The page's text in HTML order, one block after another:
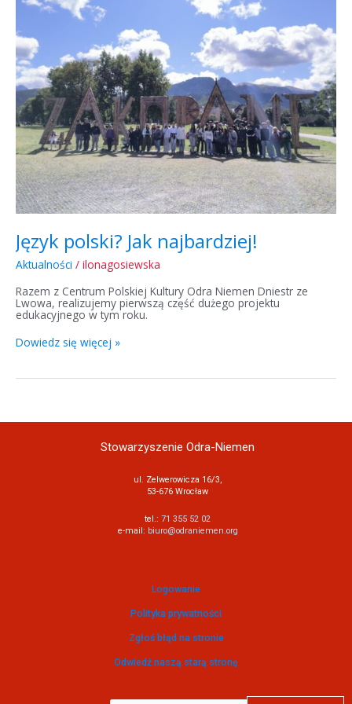
Język polski? Jak najbardziej!
Aktualności / ilonagosiewska
Razem z Centrum Polskiej Kultury Odra Niemen Dniestr ze
Lwowa, realizujemy pierwszą część dużego projektu
edukacyjnego w tym roku.
najbardziej!
Dowiedz się więcej »
Stowarzyszenie Odra-Niemen
ul. Zelwerowicza 16/3,
53-676 Wrocław
tel.: 71 355 52 02
e-mail: biuro@odraniemen.org
Logowanie
Polityka prywatności
Zgłoś błąd na stronie
Odwiedź naszą starą stronę
Szukaj